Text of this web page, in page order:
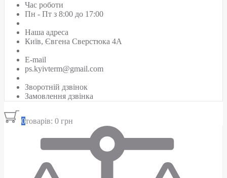
Час роботи
Пн - Пт з 8:00 до 17:00
Наша адреса
Київ, Євгена Сверстюка 4А
E-mail
ps.kyivterm@gmail.com
Зворотній дзвінок
Замовлення дзвінка
0товарів: 0 грн